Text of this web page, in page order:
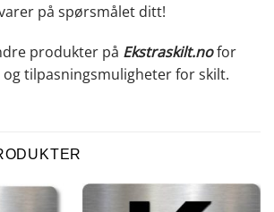
på spørsmålet ditt!
produkter på Ekstraskilt.nofor
tilpasningsmuligheter for skilt.